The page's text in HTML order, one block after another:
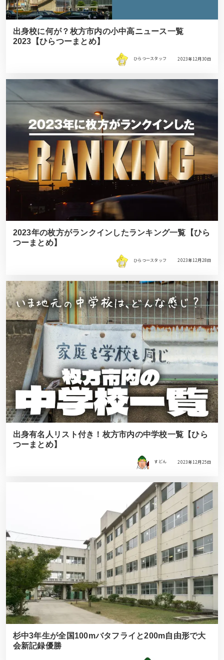
出身校に何が？枚方市内の小中高ニュース一覧
2023【ひらつーまとめ】
ひらつースタッフ 2023年12月30日
2023年の枚方がランクインしたランキング一覧【ひら
つーまとめ】
ひらつースタッフ 2023年12月28日
出身有名人リスト付き！枚方市内の中学校一覧【ひら
つーまとめ】
すどん 2023年12月25日
杉中3年生が全国100mバタフライと200m自由形で大
会新記録優勝